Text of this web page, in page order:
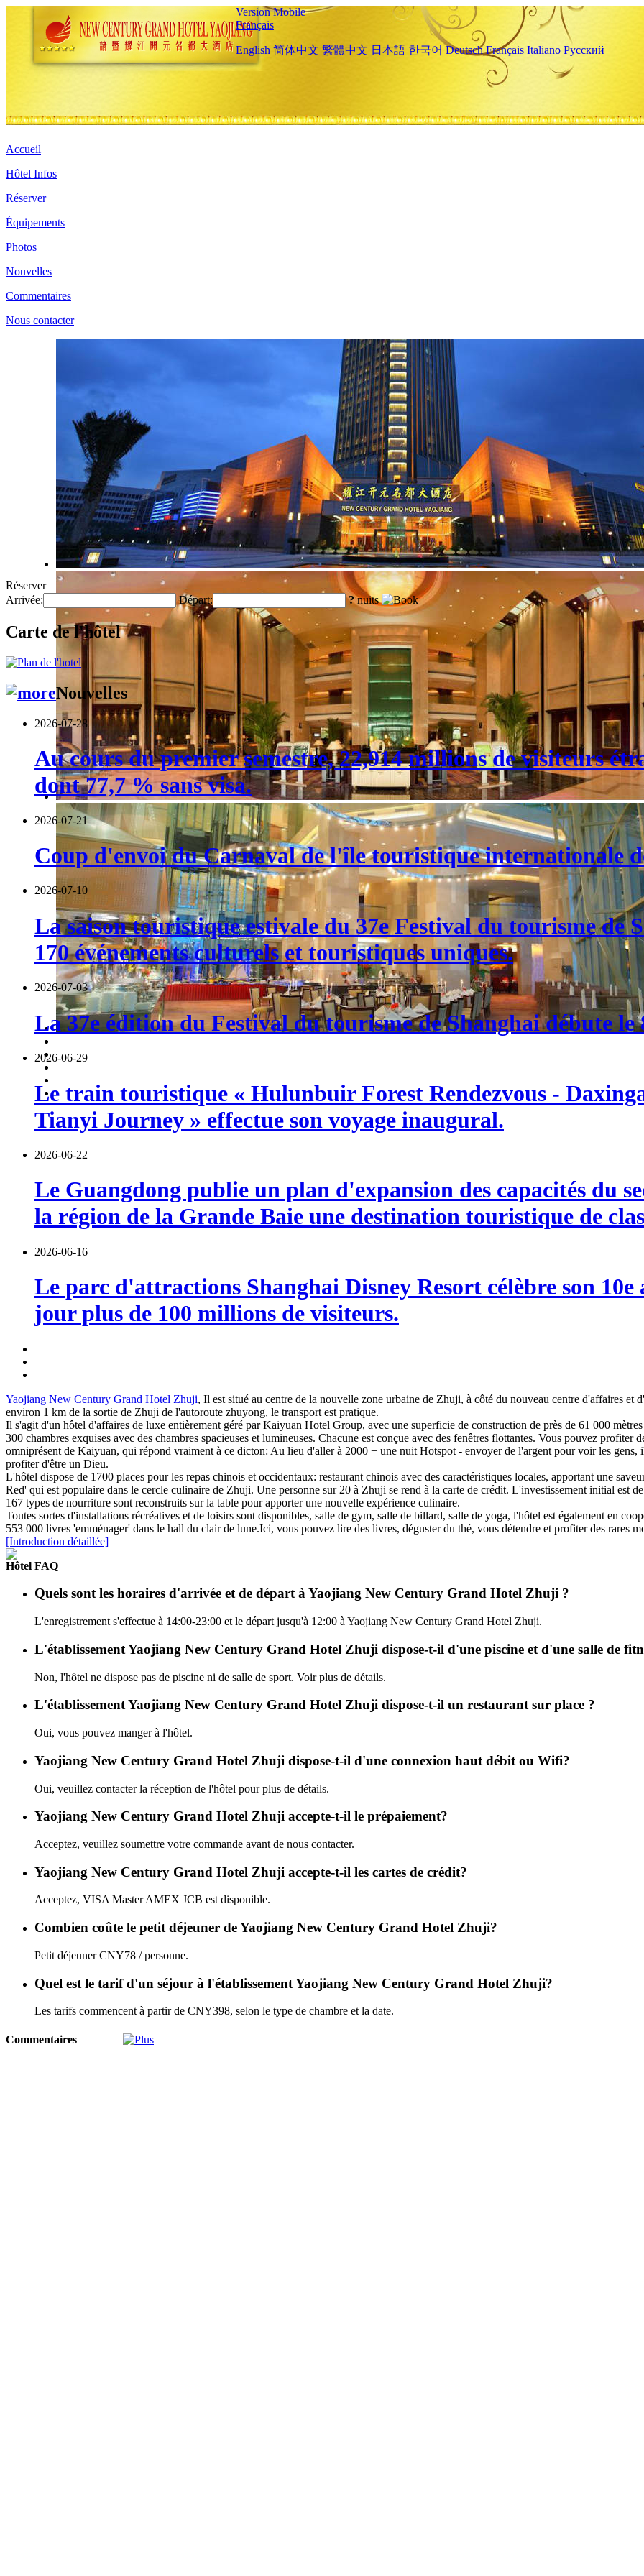
Version Mobile
Français
English 简体中文 繁體中文 日本語 한국어 Deutsch Français Italiano Русский
Accueil
Hôtel Infos
Réserver
Équipements
Photos
Nouvelles
Commentaires
Nous contacter
Réserver
Arrivée:
Départ: ?nuits
Carte de l'hôtel
Nouvelles
2026-07-28
Au cours du premier semestre, 22,914 millions de visiteurs
dont 77,7 % sans visa.
2026-07-21
Coup d'envoi du Carnaval de l'île touristique internationale
2026-07-10
La saison touristique estivale du 37e Festival du tourisme de
170 événements culturels et touristiques uniques.
2026-07-03
La 37e édition du Festival du tourisme de Shanghai débute
2026-06-29
Le train touristique « Hulunbuir Forest Rendezvous -
Tianyi Journey » effectue son voyage inaugural.
2026-06-22
Le Guangdong publie un plan d'expansion des capacités du
la région de la Grande Baie une destination touristique de
2026-06-16
Le parc d'attractions Shanghai Disney Resort célèbre son
jour plus de 100 millions de visiteurs.
Yaojiang New Century Grand Hotel Zhuji, Il est situé au centre de la nouvelle zone urbaine de Zhuji, à côté du nouveau centre d'affaires
environ 1 km de la sortie de Zhuji de l'autoroute zhuyong, le transport est pratique.
Il s'agit d'un hôtel d'affaires de luxe entièrement géré par Kaiyuan Hotel Group, avec une superficie de construction de près de 61 000
300 chambres exquises avec des chambres spacieuses et lumineuses. Chacune est conçue avec des fenêtres flottantes. Vous pouvez
omniprésent de Kaiyuan, qui répond vraiment à ce dicton: Au lieu d'aller à 2000 + une nuit Hotspot - envoyer de l'argent pour voir les
profiter d'être un Dieu.
L'hôtel dispose de 1700 places pour les repas chinois et occidentaux: restaurant chinois avec des caractéristiques locales, apportant une
Red' qui est populaire dans le cercle culinaire de Zhuji. Une personne sur 20 à Zhuji se rend à la carte de crédit. L'investissement initial
167 types de nourriture sont reconstruits sur la table pour apporter une nouvelle expérience culinaire.
Toutes sortes d'installations récréatives et de loisirs sont disponibles, salle de gym, salle de billard, salle de yoga, l'hôtel est également en
553 000 livres 'emménager' dans le hall du clair de lune.Ici, vous pouvez lire des livres, déguster du thé, vous détendre et profiter des rares
[Introduction détaillée]
Hôtel FAQ
Quels sont les horaires d'arrivée et de départ à Yaojiang New Century Grand Hotel Zhuji ?
L'enregistrement s'effectue à 14:00-23:00 et le départ jusqu'à 12:00 à Yaojiang New Century Grand Hotel Zhuji.
L'établissement Yaojiang New Century Grand Hotel Zhuji dispose-t-il d'une piscine et d'une salle de
Non, l'hôtel ne dispose pas de piscine ni de salle de sport. Voir plus de détails.
L'établissement Yaojiang New Century Grand Hotel Zhuji dispose-t-il un restaurant sur place ?
Oui, vous pouvez manger à l'hôtel.
Yaojiang New Century Grand Hotel Zhuji dispose-t-il d'une connexion haut débit ou Wifi?
Oui, veuillez contacter la réception de l'hôtel pour plus de détails.
Yaojiang New Century Grand Hotel Zhuji accepte-t-il le prépaiement?
Acceptez, veuillez soumettre votre commande avant de nous contacter.
Yaojiang New Century Grand Hotel Zhuji accepte-t-il les cartes de crédit?
Acceptez, VISA Master AMEX JCB est disponible.
Combien coûte le petit déjeuner de Yaojiang New Century Grand Hotel Zhuji?
Petit déjeuner CNY78 / personne.
Quel est le tarif d'un séjour à l'établissement Yaojiang New Century Grand Hotel Zhuji?
Les tarifs commencent à partir de CNY398, selon le type de chambre et la date.
Commentaires